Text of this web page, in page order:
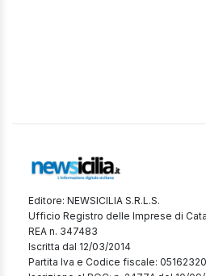
Editore: NEWSICILIA S.R.L.S.
Ufficio Registro delle Imprese di
REA n. 347483
Iscritta dal 12/03/2014
Partita Iva e Codice fiscale: